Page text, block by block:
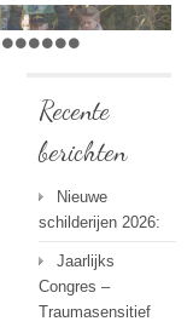
Recente
berichten
Nieuwe
schilderijen 2026:
Jaarlijks
Congres –
Traumasensitief